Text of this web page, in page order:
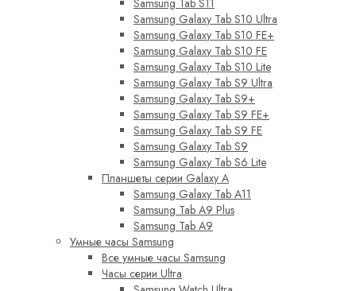
Samsung Tab S11
Samsung Galaxy Tab S10 Ultra
Samsung Galaxy Tab S10 FE+
Samsung Galaxy Tab S10 FE
Samsung Galaxy Tab S10 Lite
Samsung Galaxy Tab S9 Ultra
Samsung Galaxy Tab S9+
Samsung Galaxy Tab S9 FE+
Samsung Galaxy Tab S9 FE
Samsung Galaxy Tab S9
Samsung Galaxy Tab S6 Lite
Планшеты серии Galaxy A
Samsung Galaxy Tab A11
Samsung Tab A9 Plus
Samsung Tab A9
Умные часы Samsung
Все умные часы Samsung
Часы серии Ultra